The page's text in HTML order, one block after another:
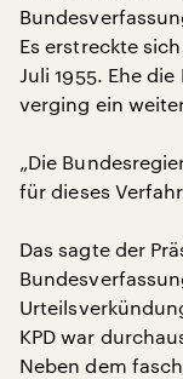
Es erstreckte
Juli 1955. Ehe
verging ein
„Die
für dieses
Das sagte der
KPD war
Neben dem